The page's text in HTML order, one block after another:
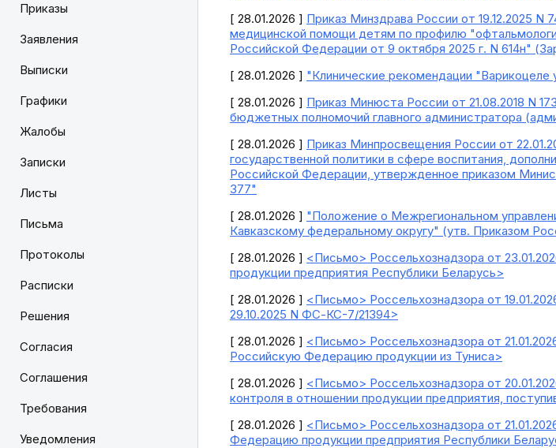
Приказы
Заявления
Выписки
Графики
Жалобы
Записки
Листы
Письма
Протоколы
Расписки
Решения
Согласия
Соглашения
Требования
Уведомления
[ 28.01.2026 ] Приказ Минздрава России от 19.12.2025 N
медицинской помощи детям по профилю
Российской Федерации от 9 октября 2025 г. N 614н"
[ 28.01.2026 ] "Клинические рекомендации
[ 28.01.2026 ] Приказ Минюста России от 21.08.2018 N
бюджетных полномочий главного администратора
[ 28.01.2026 ] Приказ Минпросвещения России от
государственной политики в сфере воспитания,
Российской Федерации, утвержденное приказом
377"
[ 28.01.2026 ] "Положение о Межрегиональном
Кавказскому федеральному округу" (утв. Приказом
[ 28.01.2026 ] <Письмо> Россельхознадзора от
продукции предприятия Республики Беларусь>
[ 28.01.2026 ] <Письмо> Россельхознадзора от
29.10.2025 N ФС-КС-7/21394>
[ 28.01.2026 ] <Письмо> Россельхознадзора от
Российскую Федерацию продукции из Туниса>
[ 28.01.2026 ] <Письмо> Россельхознадзора от
контроля в отношении продукции предприятия,
[ 28.01.2026 ] <Письмо> Россельхознадзора от
Федерацию продукции предприятия Республики